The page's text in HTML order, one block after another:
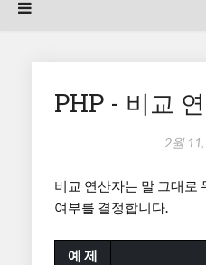
PHP - 비교
2월
비교 연산자는 말 그대로
여부를 결정합니다.
예 제